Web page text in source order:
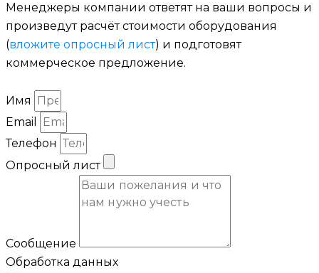
Менеджеры компании ответят на ваши вопросы и
произведут расчёт стоимости оборудования
(вложите опросный лист) и подготовят
коммерческое предложение.
Имя
Email
Телефон
Опросный лист
Сообщение
Обработка данных